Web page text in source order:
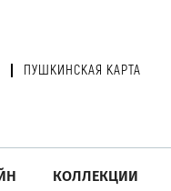
ПУШКИНСКАЯ КАРТА
КОЛЛЕКЦИИ